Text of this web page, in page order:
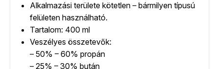
Alkalmazási területe kötetlen – bármilyen típusú
felületen használható.
Tartalom: 400 ml
Veszélyes összetevők:
– 50% – 60% propán
– 25% – 30% bután